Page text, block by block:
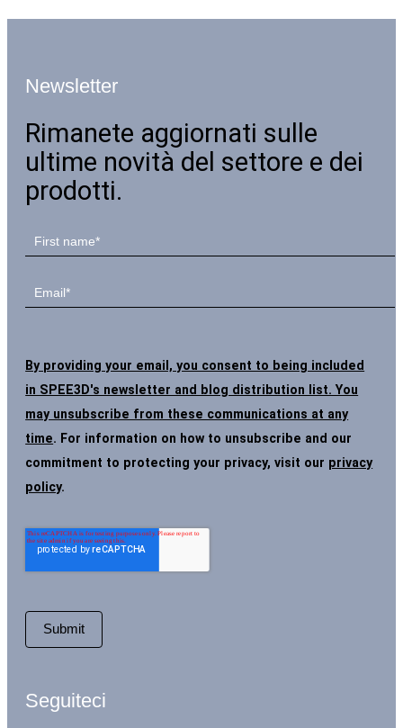
Newsletter
Rimanete aggiornati sulle
ultime novità del settore e dei
prodotti.
By providing your email, you consent to being included
in SPEE3D's newsletter and blog distribution list. You
may unsubscribe from these communications at any
time. For information on how to unsubscribe and our
commitment to protecting your privacy, visit our privacy
policy.
Seguiteci